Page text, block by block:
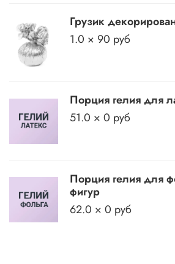
Грузик
1.0 × 90 руб
Порция гелия для
51.0 × 0 руб
Порция гелия для
фигур
62.0 × 0 руб